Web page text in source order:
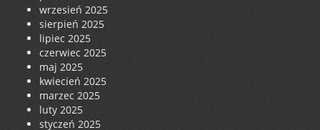
wrzesień 2025
sierpień 2025
lipiec 2025
czerwiec 2025
maj 2025
kwiecień 2025
marzec 2025
luty 2025
styczeń 2025